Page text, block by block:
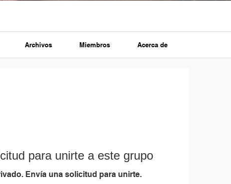
Archivos Miembros Acerca de
para unirte a este grupo
Envía una solicitud para unirte.